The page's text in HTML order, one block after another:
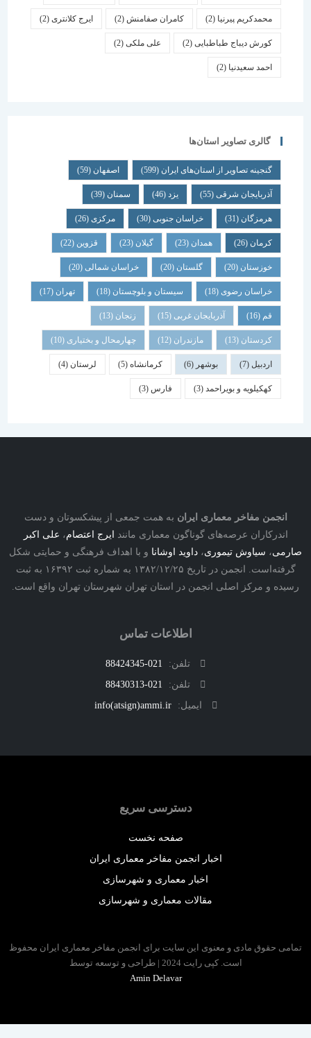
محمدکریم پیرنیا (2) کامران صفامنش(2) ایرج کلانتری (2)
کورش دیباج طباطبایی(2) علی ملکی(2)
احمد سعیدنیا (2)
گالری تصاویر استان‌ها
گنجینه تصاویر از استان‌های ایران(599) اصفهان (59)
آذربایجان شرقی(55) یزد سمنان (39)
هرمزگان(31) خراسان جنوبی(30) مرکزی (26)
همدان گیلان قزوین
خوزستان(20) گلستان (20) خراسان شمالی(20)
خراسان رضوی(18) سیستان و بلوچستان(18) تهران
آذربایجان غربی(15) زنجان
کردستان(13) مازندران(12) چهارمحال و بختیاری (10)
بوشهر کرمانشاه(5) لرستان (4)
کهکیلویه و بویراحمد(3) فارس
مفاخر معماری ایرانبه همت جمعی از پیشکسوتان و دست
عرصه‌های گوناگون معماری مانندایرج اعتصام،علی اکبر
،سیاوش تیموری،داوید اوشانا و با اهداف فرهنگی و حمایتی شکل
گرفته‌است. انجمن در تاریخ ۱۳۸۲/۱۲/۲۵ به شماره ثبت ۱۶۳۹۲ به ثبت
و مرکز اصلی انجمن در استان تهران شهرستان تهران واقع است.
اطلاعات تماس
تلفن:
021-88424345
تلفن:
021-88430313
ایمیل:
info(atsign)ammi.ir
دسترسی سریع
صفحه نخست
اخبار انجمن مفاخر معماری ایران
اخبار معماری و شهرسازی
مقالات معماری و شهرسازی
حقوق مادی و معنوی این سایت برای انجمن مفاخر معماری ایران محفوظ
است. کپی رایت 2024 | طراحی و توسعه توسط
Amin Delavar